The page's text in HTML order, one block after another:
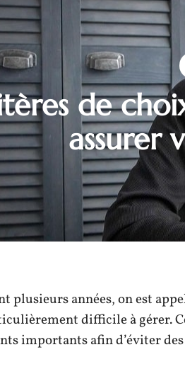
de
assurer
plusieurs années, on est
difficile à gérer.
importants afin d’éviter